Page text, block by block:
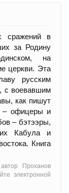
сражений в
за Родину
на
церкви. Эта
русским
с воевавшим
как пишут
– офицеры и
– бэтээры,
Кабула и
Книга
Проханов
электронной